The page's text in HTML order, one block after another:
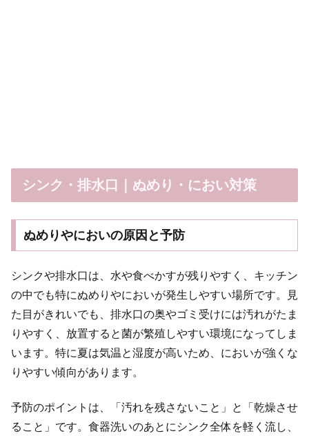
シンク・排水口｜ぬめり・におい対策
ぬめりやにおいの原因と予防
シンクや排水口は、水や食べかすが残りやすく、キッチン
の中でも特にぬめりやにおいが発生しやすい場所です。見
た目がきれいでも、排水口の奥やゴミ受けには汚れがたま
りやすく、放置すると菌が繁殖しやすい環境になってしま
います。特に夏は気温と湿度が高いため、においが強くな
りやすい傾向があります。
予防のポイントは、「汚れを残さないこと」と「乾燥させ
ること」です。食器洗いのあとにシンク全体を軽く流し、